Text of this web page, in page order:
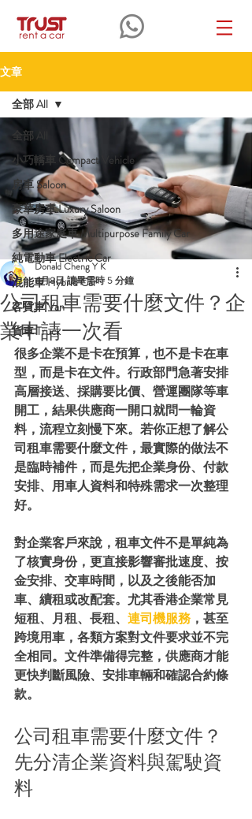
文章
全部 All
小巧轎車 Compact Vehicle
房車 Saloon
豪華房車 Luxury Saloon
多用途家庭車 Multipurpose Family Car
純電動車 Electric Car
混能車 Hybrid Car
客貨車 Van
貨車 Truck
全部 All
公司租車需要什麼文件？企
業申請一次看
Donald Cheng Y K
6月8日讀畢需時 5 分鐘
很多企業不是卡在預算，也不是卡在車
型，而是卡在文件。行政部門急著安排
高層接送、採購要比價、營運團隊等車
開工，結果供應商一開口就問一輪資
料，流程立刻慢下來。若你正想了解公
司租車需要什麼文件，最實際的做法不
是臨時補件，而是先把企業身份、付款
安排、用車人資料和特殊需求一次整理
好。
對企業客戶來說，租車文件不是單純為
了核實身份，更直接影響審批速度、按
金安排、交車時間，以及之後能否加
車、續租或改配套。尤其香港企業常見
短租、月租、長租、 連司機服務 ，甚至
跨境用車，各類方案對文件要求並不完
全相同。文件準備得完整，供應商才能
更快判斷風險、安排車輛和確認合約條
款。
公司租車需要什麼文件？
先分清企業資料與駕駛資
料